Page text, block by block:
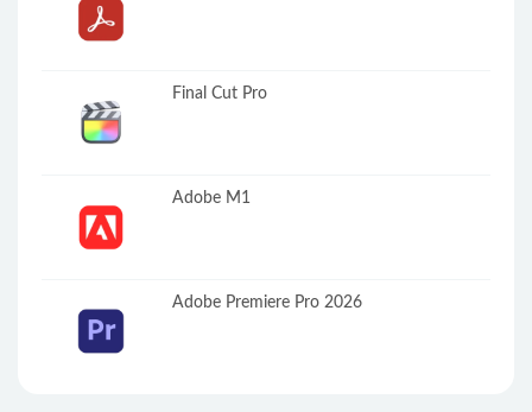
Final Cut Pro
Adobe M1
Adobe Premiere Pro 2026